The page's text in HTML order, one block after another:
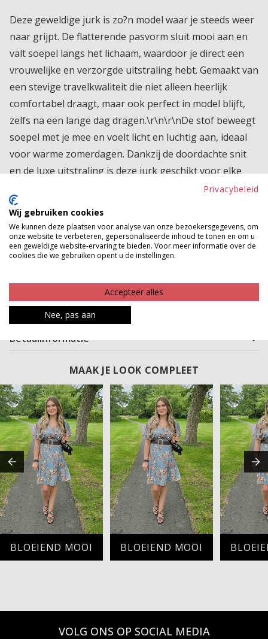
Deze geweldige jurk is zo?n model waar je steeds weer
naar grijpt. De flatterende pasvorm sluit mooi aan en
valt soepel langs het lichaam, waardoor je direct een
vrouwelijke en verzorgde uitstraling hebt. Gemaakt van
een stevige travelkwaliteit die niet alleen heerlijk
comfortabel draagt, maar ook perfect in model blijft,
zelfs na een lange dag dragen.\r\n\r\nDe stof beweegt
soepel met je mee en voelt licht en luchtig aan, ideaal
voor warme zomerdagen. Dankzij de doordachte snit
en de luxe uitstraling is deze jurk geschikt voor elke
gelegenheid, van een ontspannen dag in de stad tot
een zomerse lunch of een avond op het
terras.\r\n\r\nStijl en comfort komen hier moeiteloos
samen, waardoor dit een echte must-have is voor jouw
zomergarderobe. Een jurk waarin je je zelfverzekerd,
Product kenmerken
Betaalinformatie
MAAK JE LOOK COMPLEET
BLOEIEND MOOI BLOEIEND MOOI
VOLG ONS OP SOCIAL MEDIA
Privacybeleid
Wij gebruiken cookies
We kunnen deze plaatsen voor analyse van onze bezoekersgegevens, om
onze website te verbeteren, gepersonaliseerde inhoud te tonen en om u
een geweldige website-ervaring te bieden. Voor meer informatie over de
cookies die we gebruiken opent u de instellingen.
Accepteer alles
Nee, pas aan